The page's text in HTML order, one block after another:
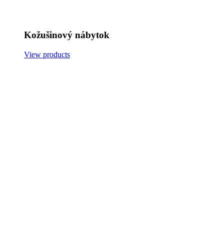
Kožušinový nábytok
View products